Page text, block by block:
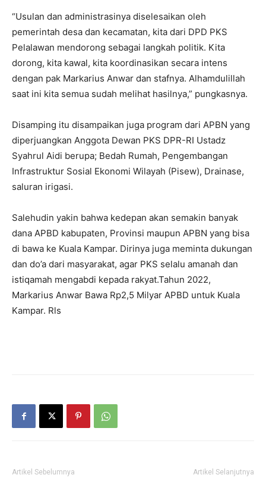
“Usulan dan administrasinya diselesaikan oleh
pemerintah desa dan kecamatan, kita dari DPD PKS
Pelalawan mendorong sebagai langkah politik. Kita
dorong, kita kawal, kita koordinasikan secara intens
dengan pak Markarius Anwar dan stafnya. Alhamdulillah
saat ini kita semua sudah melihat hasilnya,” pungkasnya.
Disamping itu disampaikan juga program dari APBN yang
diperjuangkan Anggota Dewan PKS DPR-RI Ustadz
Syahrul Aidi berupa; Bedah Rumah, Pengembangan
Infrastruktur Sosial Ekonomi Wilayah (Pisew), Drainase,
saluran irigasi.
Salehudin yakin bahwa kedepan akan semakin banyak
dana APBD kabupaten, Provinsi maupun APBN yang bisa
di bawa ke Kuala Kampar. Dirinya juga meminta dukungan
dan do’a dari masyarakat, agar PKS selalu amanah dan
istiqamah mengabdi kepada rakyat.Tahun 2022,
Markarius Anwar Bawa Rp2,5 Milyar APBD untuk Kuala
Kampar. Rls
Artikel Sebelumnya Artikel Selanjutnya